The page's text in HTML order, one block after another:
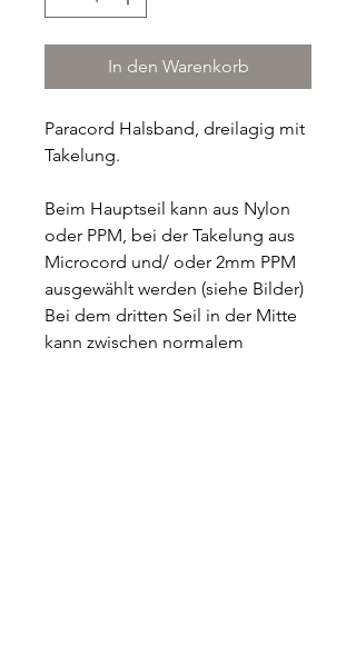
In den Warenkorb
Paracord Halsband, dreilagig mit
Takelung.
Beim Hauptseil kann aus Nylon
oder PPM, bei der Takelung aus
Microcord und/ oder 2mm PPM
ausgewählt werden (siehe Bilder)
Bei dem dritten Seil in der Mitte
kann zwischen normalem